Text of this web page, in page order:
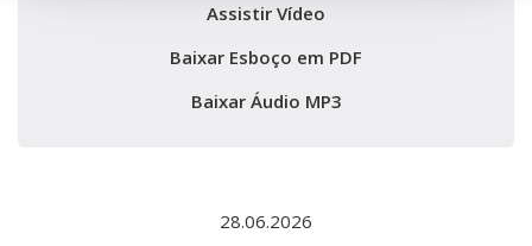
Assistir Vídeo
Baixar Esboço em PDF
Baixar Áudio MP3
28.06.2026